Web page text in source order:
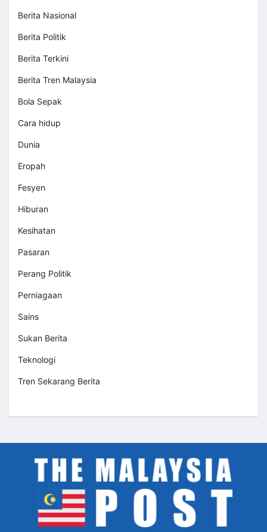
Berita Nasional
Berita Politik
Berita Terkini
Berita Tren Malaysia
Bola Sepak
Cara hidup
Dunia
Eropah
Fesyen
Hiburan
Kesihatan
Pasaran
Perang Politik
Perniagaan
Sains
Sukan Berita
Teknologi
Tren Sekarang Berita